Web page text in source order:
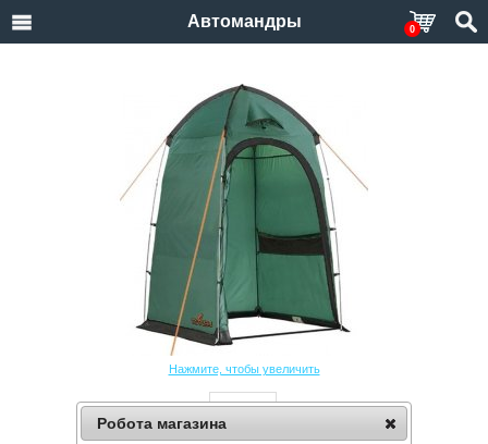
Автомандры 0
Нажмите, чтобы увеличить
Робота магазина